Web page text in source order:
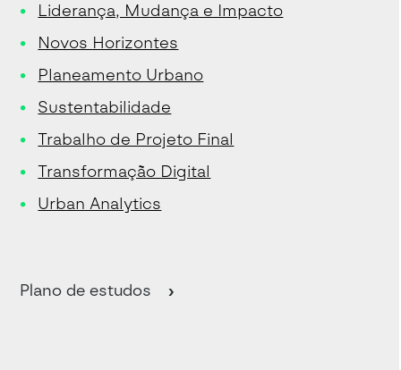
Liderança, Mudança e Impacto
Novos Horizontes
Planeamento Urbano
Sustentabilidade
Trabalho de Projeto Final
Transformação Digital
Urban Analytics
Plano de estudos